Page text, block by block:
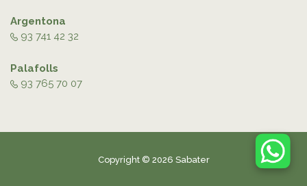
Argentona
93 741 42 32
Palafolls
93 765 70 07
Copyright © 2026 Sabater